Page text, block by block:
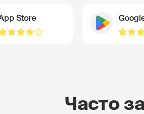
Store
Часто